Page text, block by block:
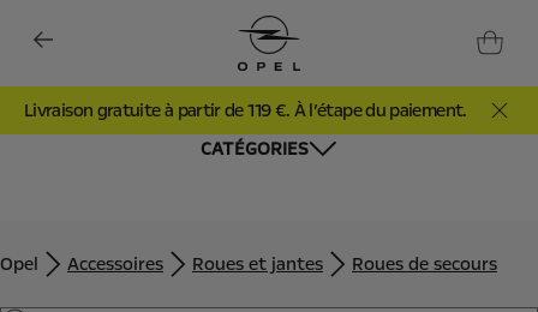
PROMO Barres de Toit - 20%. Du 1er Juin au 31
CATÉGORIES
Opel Accessoires Roues et jantes Roues de secours